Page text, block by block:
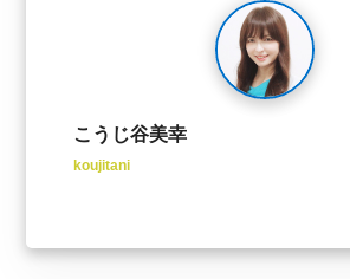
こうじ谷美幸
koujitani